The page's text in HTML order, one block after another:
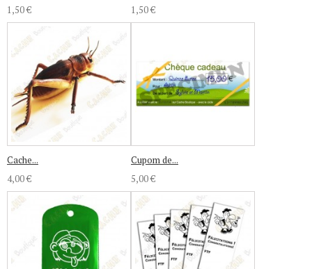
1,50 €
1,50 €
Cache...
4,00 €
Cupom de...
5,00 €